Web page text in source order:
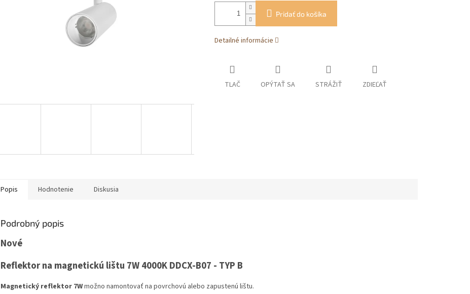
Pridať do košíka
Detailné informácie
TLAČ OPÝTAŤ SA STRÁŽIŤ ZDIEĽAŤ
Popis Hodnotenie Diskusia
Podrobný popis
Nové
Reflektor na magnetickú lištu 7W 4000K DDCX-B07 - TYP B
Magnetický reflektor 7Wmožno namontovať na povrchovú alebo zapustenú lištu.